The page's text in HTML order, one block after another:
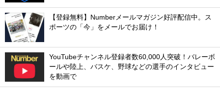
【登録無料】Numberメールマガジン好評配信中。ス
ポーツの「今」をメールでお届け！
YouTubeチャンネル登録者数60,000人突破！バレーボ
ールや陸上、バスケ、野球などの選手のインタビュー
を動画で